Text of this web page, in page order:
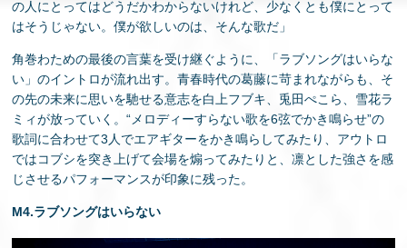
の人にとってはどうだかわからないけれど、少なくとも僕にとって
はそうじゃない。僕が欲しいのは、そんな歌だ」
角巻わための最後の言葉を受け継ぐように、「ラブソングはいらな
い」のイントロが流れ出す。青春時代の葛藤に苛まれながらも、そ
の先の未来に思いを馳せる意志を白上フブキ、兎田ぺこら、雪花ラ
ミィが放っていく。“メロディーすらない歌を6弦でかき鳴らせ”の
歌詞に合わせて3人でエアギターをかき鳴らしてみたり、アウトロ
ではコブシを突き上げて会場を煽ってみたりと、凛とした強さを感
じさせるパフォーマンスが印象に残った。
M4.ラブソングはいらない